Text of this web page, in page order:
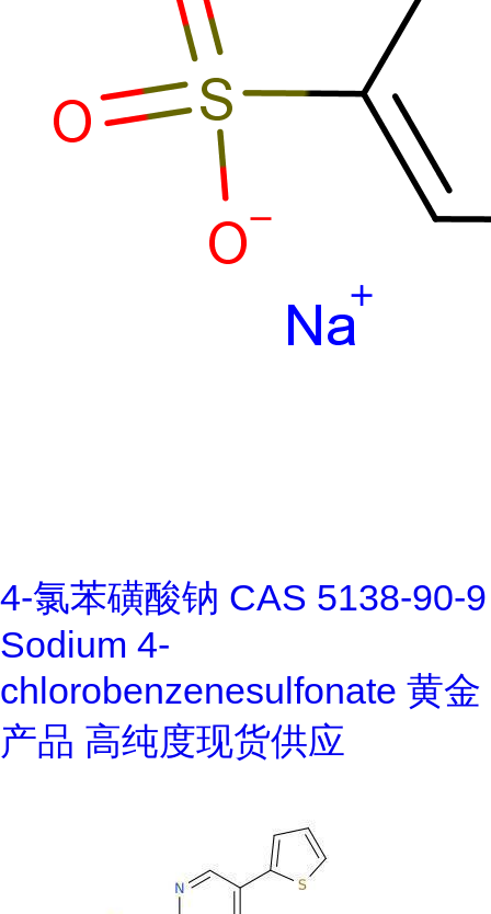
4-氯苯磺酸钠 CAS 5138-90-9
Sodium 4-
chlorobenzenesulfonate 黄金
产品 高纯度现货供应